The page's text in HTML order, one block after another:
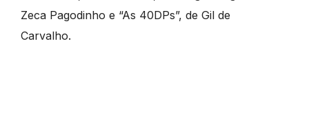
Zeca Pagodinho e “As 40DPs”, de Gil de
Carvalho.